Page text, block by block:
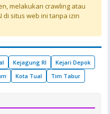
melakukan crawling atau
di situs web ini tanpa izin
Kejagung RI
Kejari Depok
Kota Tual Tim Tabur